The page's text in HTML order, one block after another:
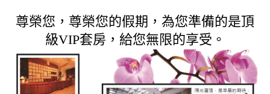
尊榮您，尊榮您的假期，為您準備的是頂
級VIP套房，給您無限的享受。